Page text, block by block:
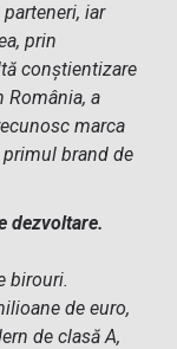
iar
prin
conştientizare
România, a
marca
brand de
dezvoltare.
birouri.
de euro,
de clasă A,